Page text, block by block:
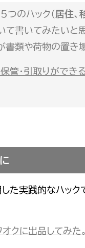
のハック（居住、
いて書いてみたいと
書類や荷物の置き
管・引取りができ
した実践的なハッ
オクに出品してみ